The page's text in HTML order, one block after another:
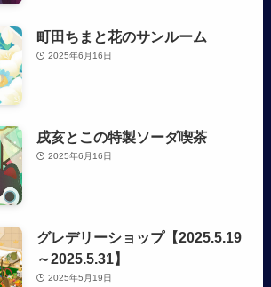
町田ちまと花のサンルーム
2025年6月16日
戌亥とこの特製ソーダ喫茶
2025年6月16日
グレデリーショップ【2025.5.19
～2025.5.31】
2025年5月19日